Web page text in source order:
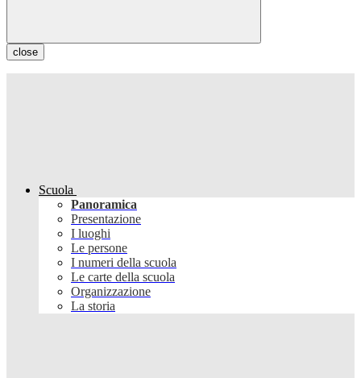
close
Scuola
Panoramica
Presentazione
I luoghi
Le persone
I numeri della scuola
Le carte della scuola
Organizzazione
La storia